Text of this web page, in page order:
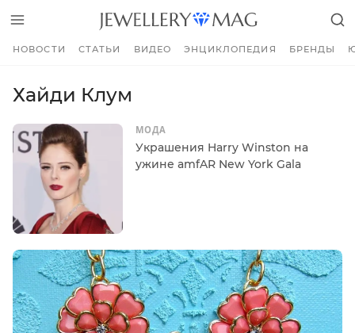
НОВОСТИ СТАТЬИ ВИДЕО ЭНЦИКЛОПЕДИЯ БРЕНДЫ
Хайди Клум
МОДА
Украшения Harry Winston на
ужине amfAR New York Gala